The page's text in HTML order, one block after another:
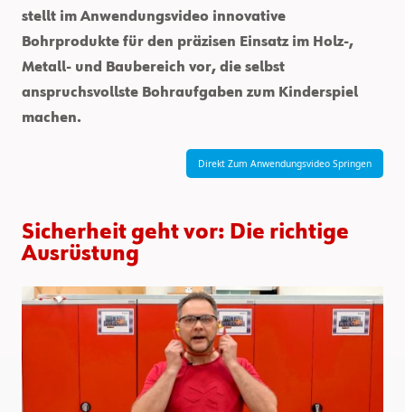
stellt im Anwendungsvideo innovative
Bohrprodukte für den präzisen Einsatz im Holz-,
Metall- und Baubereich vor, die selbst
anspruchsvollste Bohraufgaben zum Kinderspiel
machen.
Direkt Zum Anwendungsvideo Springen
Sicherheit geht vor: Die richtige
Ausrüstung